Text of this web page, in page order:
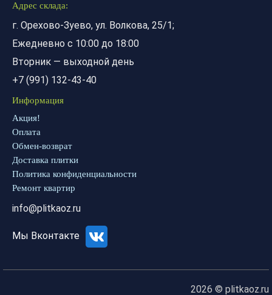
Адрес склада:
г. Орехово-Зуево, ул. Волкова, 25/1;
Ежедневно с 10:00 до 18:00
Вторник — выходной день
+7 (991) 132-43-40
Информация
Акция!
Оплата
Обмен-возврат
Доставка плитки
Политика конфиденциальности
Ремонт квартир
info@plitkaoz.ru
Мы Вконтакте
2026 © plitkaoz.ru